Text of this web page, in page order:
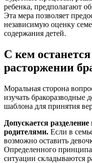
ребенка, предполагают
Эта мера позволяет
независимую оценку
содержания детей.
С кем
расторжении
Моральная сторона
изучать бракоразводные
шаблона для принятия
Допускается
родителями. Если в
возможно оставить
Определенного
ситуации складываются